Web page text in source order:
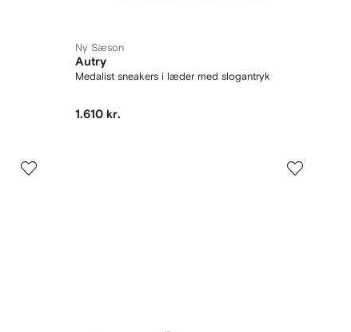
Ny Sæson
Autry
Medalist sneakers i læder med slogantryk
1.610 kr.